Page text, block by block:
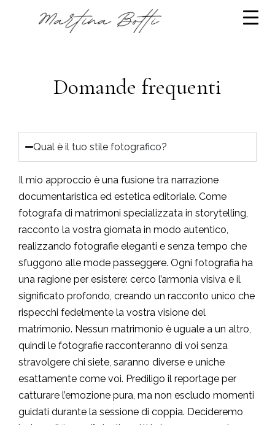
Domande frequenti
Qual è il tuo stile fotografico?
Il mio approccio è una fusione tra narrazione
documentaristica ed estetica editoriale. Come
fotografa di matrimoni specializzata in storytelling,
racconto la vostra giornata in modo autentico,
realizzando fotografie eleganti e senza tempo che
sfuggono alle mode passeggere. Ogni fotografia ha
una ragione per esistere: cerco l’armonia visiva e il
significato profondo, creando un racconto unico che
rispecchi fedelmente la vostra visione del
matrimonio. Nessun matrimonio è uguale a un altro,
quindi le fotografie racconteranno di voi senza
stravolgere chi siete, saranno diverse e uniche
esattamente come voi. Prediligo il reportage per
catturare l’emozione pura, ma non escludo momenti
guidati durante la sessione di coppia. Decideremo